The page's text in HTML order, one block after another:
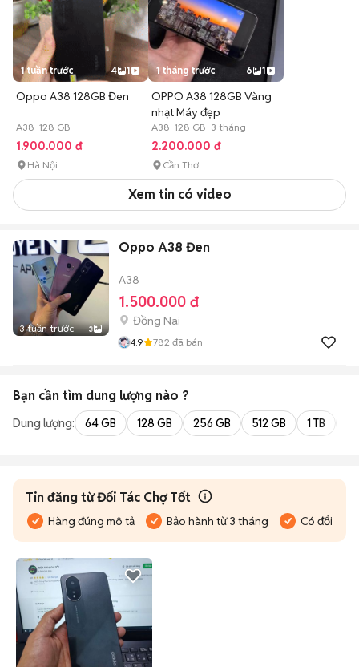
1 tuần trước 4 1
Oppo A38 128GB Đen
A38 128 GB
1.900.000 đ
Hà Nội
1 tháng trước 6 1
OPPO A38 128GB Vàng
nhạt Máy đẹp
A38 128 GB 3 tháng
2.200.000 đ
Cần Thơ
Xem tin có video
3 tuần trước 3
Oppo A38 Đen
A38
1.500.000 đ
Đồng Nai
4.9 782 đã bán
Bạn cần tìm dung lượng nào ?
Dung lượng: 64 GB 128 GB 256 GB 512 GB 1 TB
Tin đăng từ Đối Tác Chợ Tốt
Hàng đúng mô tả Bảo hành từ 3 tháng Có đổi trả